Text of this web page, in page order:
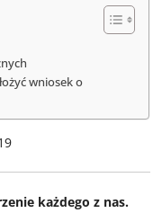
wniosek o
każdego z nas.